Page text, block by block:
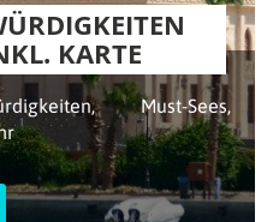
KARTE
Must-Sees,